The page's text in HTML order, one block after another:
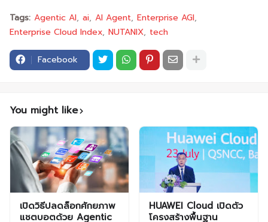
Tags: Agentic AI ai AI Agent Enterprise AGI
Enterprise Cloud Index NUTANIX tech
Facebook
You might like
เปิดวิธีปลดล็อกศักยภาพ
แชตบอตด้วย Agentic
HUAWEI Cloud เปิดตัว
โครงสร้างพื้นฐาน